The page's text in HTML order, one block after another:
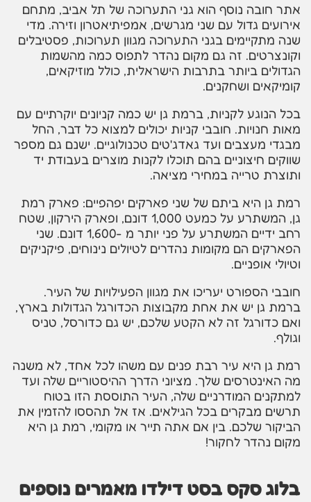
אתר חובה נוסף הוא גני התערוכה של תל אביב, מתחם
אירועים גדול עם שני מגרשים, אמפיתיאטרון וזירה. מדי
שנה מתקיימים בגני התערוכה מגוון תערוכות, פסטיבלים
וקונצרטים. זה גם מקום נהדר לתפוס כמה מהשמות
הגדולים ביותר בתרבות הישראלית, כולל מוזיקאים,
קומיקאים ושחקנים.
בכל הנוגע לקניות, ברמת גן יש כמה קניונים יוקרתיים עם
מאות חנויות. חובבי קניות יכולים למצוא כל דבר, החל
מבגדי מעצבים ועד גאדג'טים טכנולוגיים. ישנם גם מספר
שווקים חיצוניים בהם תוכלו לקנות מוצרים בעבודת יד
ותוצרת טרייה במחירי מציאה.
רמת גן היא ביתם של שני פארקים יפהפיים: פארק רמת
גן, המשתרע על כמעט 1,000 דונם, ופארק הירקון, שטח
רחב ידיים המשתרע על פני יותר מ -1,600 דונם. שני
הפארקים הם מקומות נהדרים לטיולים נינוחים, פיקניקים
וטיולי אופניים.
חובבי הספורט יעריכו את מגוון הפעילויות של העיר.
ברמת גן יש את אחת מקבוצות הכדורגל הגדולות בארץ,
ואם כדורגל זה לא הקטע שלכם, יש גם כדורסל, טניס
וגולף.
רמת גן היא עיר רבת פנים עם משהו לכל אחד, לא משנה
מה האינטרסים שלך. מציוני הדרך ההיסטוריים שלה ועד
למתקנים המודרניים שלה, העיר התוססת הזו בטוח
תרשים מבקרים בכל הגילאים. אז אל תהססו להזמין את
הביקור שלכם. בין אם אתה תייר או מקומי, רמת גן היא
מקום נהדר לחקור!
בלוג סקס בסט דילדו מאמרים נוספים